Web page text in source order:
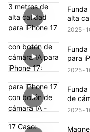
alta
2025
para
2025
de
2025